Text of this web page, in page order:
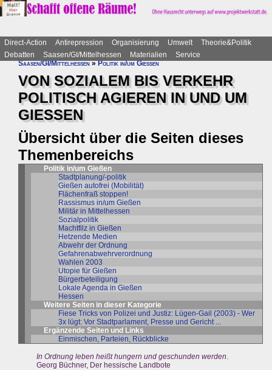
Direct-Action Antirepression Organisierung Umwelt
Theorie&Politik
Debatten
Saasen/GI/Mittelhessen Materialien
Service
Saasen/GI/Mittelhessen»Politik in/um Gießen
VON SOZIALEM BIS VERKEHR
POLITISCH AGIEREN IN UND UM
GIESSEN
Übersicht über die Seiten dieses
Themenbereichs
Politik in/um Gießen
Stadtplanung/-politik
Gießen autofrei (Mobilität)
Flächenfraß stoppen!
Rassismus in/um Gießen
Militär in Mittelhessen
Sozialpolitik
Machtfilz in Gießen
Hetzende Medien
Abwehr der Ordnung
Gefahrenabwehrverordnung
Wahlen 2003
Utopie für Gießen
Bürgerbeteiligung
Lokale Agenda in Gießen
Hessen
Weitere Seiten in dieser Kategorie
Fiese Tricks von Polizei und Justiz: Lügen-Gail (2003) - Wer
3x lügt: Vor Stadtparlament, Presse und Gericht ...
Ergänzende Seiten und Links
Einmischen, Parteien, Rückblicke
In Ordnung leben heißt hungern und geschunden werden.
Georg Büchner, Der hessische Landbote